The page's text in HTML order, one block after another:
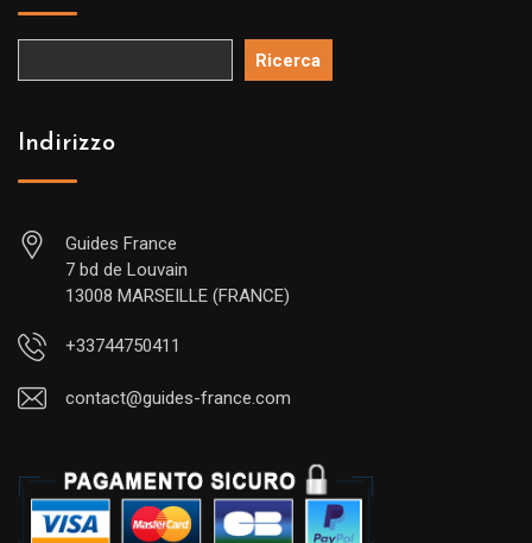
Ricerca
Indirizzo
Guides France
7 bd de Louvain
13008 MARSEILLE (FRANCE)
+33744750411
contact@guides-france.com